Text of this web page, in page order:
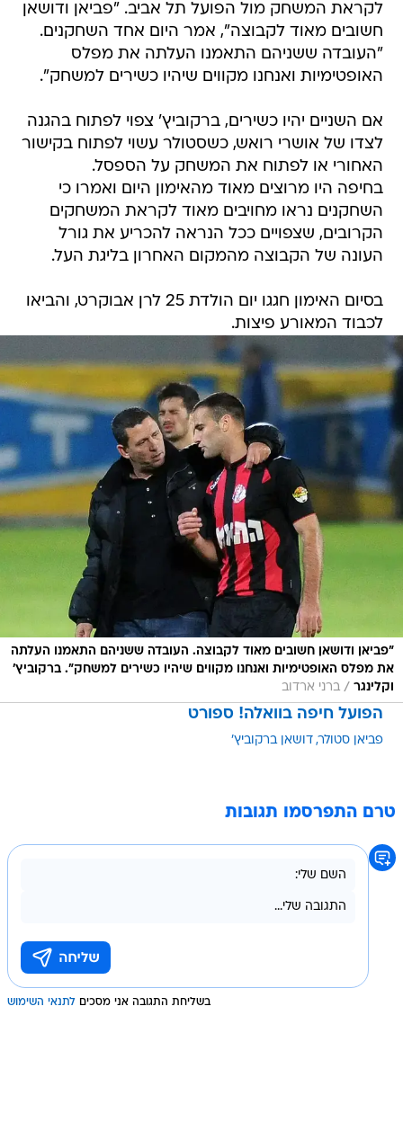
לקראת המשחק מול הפועל תל אביב. "פביאן ודושאן
חשובים מאוד לקבוצה", אמר היום אחד השחקנים.
"העובדה ששניהם התאמנו העלתה את מפלס
האופטימיות ואנחנו מקווים שיהיו כשירים למשחק".
אם השניים יהיו כשירים, ברקוביץ' צפוי לפתוח בהגנה
לצדו של אושרי רואש, כשסטולר עשוי לפתוח בקישור
האחורי או לפתוח את המשחק על הספסל.
בחיפה היו מרוצים מאוד מהאימון היום ואמרו כי
השחקנים נראו מחויבים מאוד לקראת המשחקים
הקרובים, שצפויים ככל הנראה להכריע את גורל
העונה של הקבוצה מהמקום האחרון בליגת העל.
בסיום האימון חגגו יום הולדת 25 לרן אבוקרט, והביאו
לכבוד המאורע פיצות.
"פביאן ודושאן חשובים מאוד לקבוצה. העובדה ששניהם התאמנו העלתה
את מפלס האופטימיות ואנחנו מקווים שיהיו כשירים למשחק". ברקוביץ'
וקלינגר / ברני ארדוב
הפועל חיפה בוואלה! ספורט
פביאן סטולר דושאן ברקוביץ'
טרם התפרסמו תגובות
בשליחת התגובה אני מסכים לתנאי השימוש